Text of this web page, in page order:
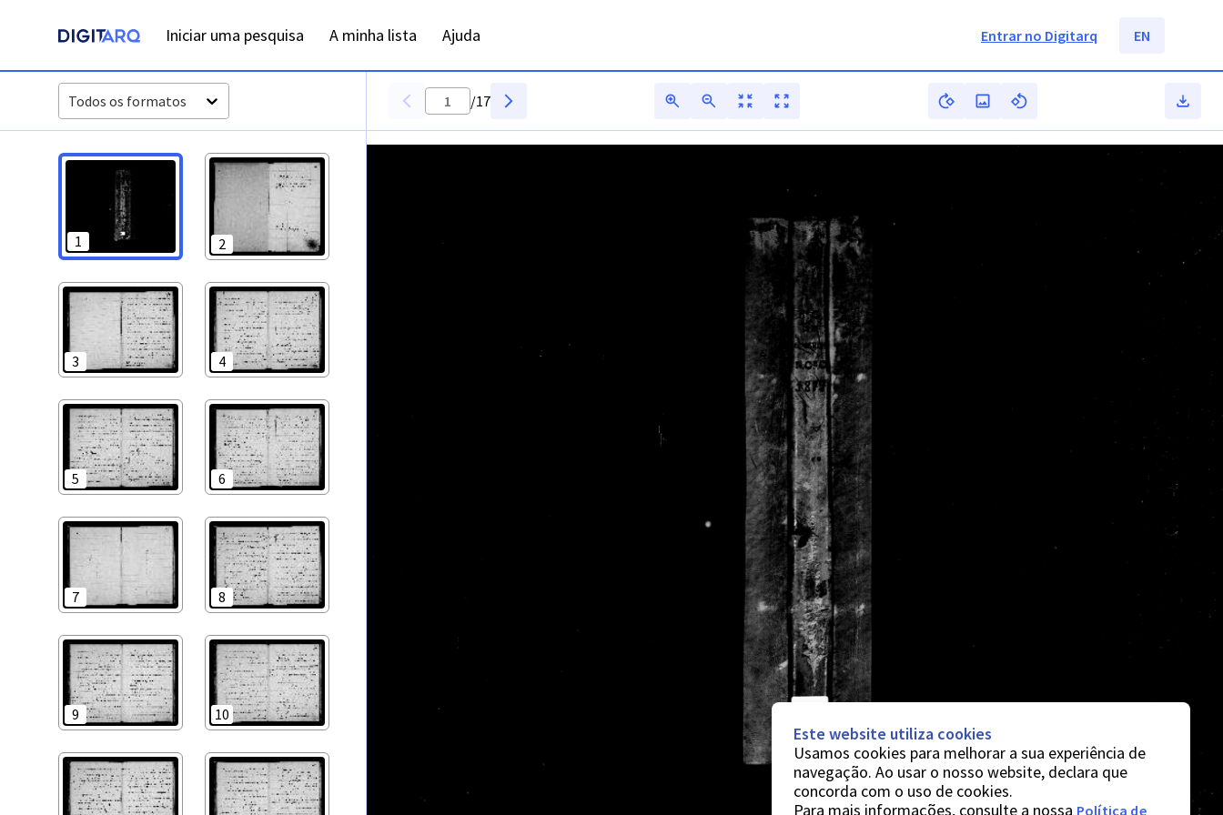
Iniciar uma pesquisa A minha lista Ajuda Entrar no Digitarq EN
Todos os formatos
1 2
3 4
5 6
7 8
9 10
/17
Este website utiliza cookies
Usamos cookies para melhorar a sua experiência de
navegação. Ao usar o nosso website, declara que
concorda com o uso de cookies.
Para mais informações, consulte a nossa Política de